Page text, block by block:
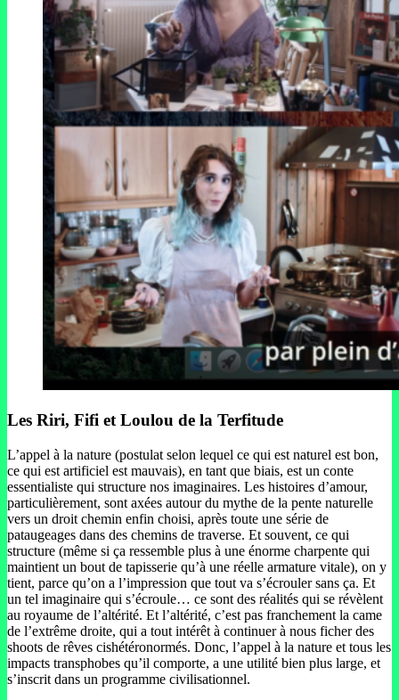
Les Riri, Fifi et Loulou de la Terfitude
L’appel à la nature (postulat selon lequel ce qui est naturel est bon,
ce qui est artificiel est mauvais), en tant que biais, est un conte
essentialiste qui structure nos imaginaires. Les histoires d’amour,
particulièrement, sont axées autour du mythe de la pente naturelle
vers un droit chemin enfin choisi, après toute une série de
pataugeages dans des chemins de traverse. Et souvent, ce qui
structure (même si ça ressemble plus à une énorme charpente qui
maintient un bout de tapisserie qu’à une réelle armature vitale), on y
tient, parce qu’on a l’impression que tout va s’écrouler sans ça. Et
un tel imaginaire qui s’écroule… ce sont des réalités qui se révèlent
au royaume de l’altérité. Et l’altérité, c’est pas franchement la came
de l’extrême droite, qui a tout intérêt à continuer à nous ficher des
shoots de rêves cishétéronormés. Donc, l’appel à la nature et tous les
impacts transphobes qu’il comporte, a une utilité bien plus large, et
s’inscrit dans un programme civilisationnel.